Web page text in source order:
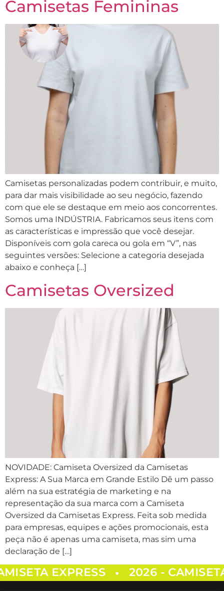
Camisetas Femininas
Camisetas personalizadas podem contribuir, e muito,
para dar mais visibilidade ao seu negócio, fazendo
com que ele se destaque em meio aos concorrentes.
Somos uma INDÚSTRIA. Fabricamos seus itens com
as características e impressão que você desejar.
Disponíveis com gola careca ou gola em “V”, nas
seguintes versões: Selecione a categoria desejada
abaixo e conheça […]
Camisetas Oversized
NOVIDADE: Camiseta Oversized da Camisetas
Express: A Sua Marca em Grande Estilo Dê um passo
além na sua estratégia de marketing e na
representação da sua marca com a Camiseta
Oversized da Camisetas Express. Feita sob medida
para empresas, equipes e ações promocionais, esta
peça não é apenas uma camiseta, mas sim uma
declaração de […]
EXPRESS 2026 -